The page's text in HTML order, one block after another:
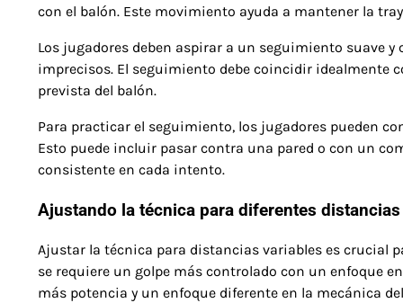
con el balón. Este movimiento ayuda a mantener la
Los jugadores deben aspirar a un seguimiento suave
imprecisos. El seguimiento debe coincidir idealmente
prevista del balón.
Para practicar el seguimiento, los jugadores pueden
Esto puede incluir pasar contra una pared o con un
consistente en cada intento.
Ajustando la técnica para diferentes distancias
Ajustar la técnica para distancias variables es crucial
se requiere un golpe más controlado con un enfoque
más potencia y un enfoque diferente en la mecánica